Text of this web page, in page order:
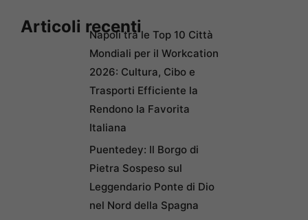
Articoli recentiNapoli tra le Top 10 Città
Mondiali per il Workcation
2026: Cultura, Cibo e
Trasporti Efficiente la
Rendono la Favorita
Italiana
Puentedey: Il Borgo di
Pietra Sospeso sul
Leggendario Ponte di Dio
nel Nord della Spagna